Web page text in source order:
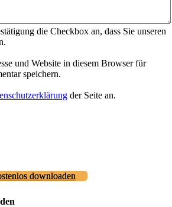
die Checkbox an, dass Sie unseren
und Website in diesem Browser für
speichern.
der Seite an.
downloaden